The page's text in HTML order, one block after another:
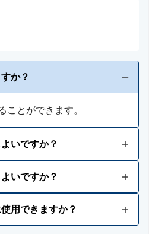
か？
ことができます。
いですか？
と思われる人は、医師、薬
ご相談ください。
いですか？
薬剤師又は登録販売者にご
用できますか？